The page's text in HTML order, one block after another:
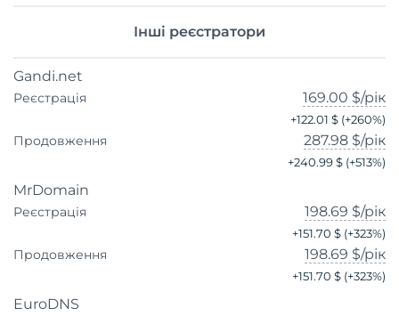
Інші реєстратори
Gandi.net
Реєстрація 169.00 $/рік
+122.01 $ (+260%)
Продовження 287.98 $/рік
+240.99 $ (+513%)
MrDomain
Реєстрація 198.69 $/рік
+151.70 $ (+323%)
Продовження 198.69 $/рік
+151.70 $ (+323%)
EuroDNS